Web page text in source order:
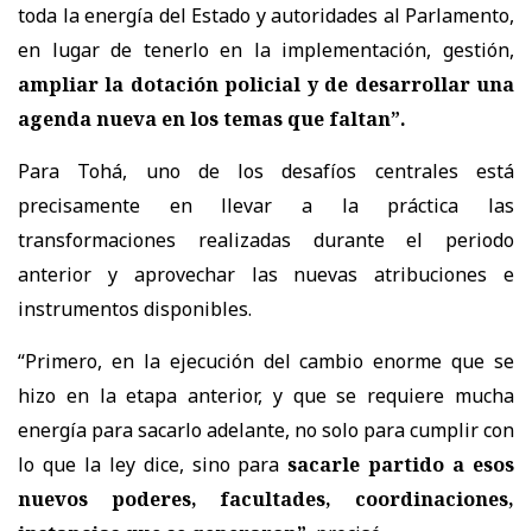
toda la energía del Estado y autoridades al Parlamento,
en lugar de tenerlo en la implementación, gestión,
ampliar la dotación policial y de desarrollar una
agenda nueva en los temas que faltan”.
Para Tohá, uno de los desafíos centrales está
precisamente en llevar a la práctica las
transformaciones realizadas durante el periodo
anterior y aprovechar las nuevas atribuciones e
instrumentos disponibles.
“Primero, en la ejecución del cambio enorme que se
hizo en la etapa anterior, y que se requiere mucha
energía para sacarlo adelante, no solo para cumplir con
lo que la ley dice, sino para sacarle partido a esos
nuevos poderes, facultades, coordinaciones,